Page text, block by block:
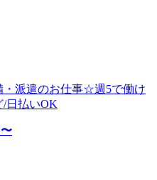
・派遣のお仕事☆週5で働け
日払いOK